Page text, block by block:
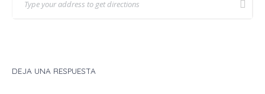
DEJA UNA RESPUESTA